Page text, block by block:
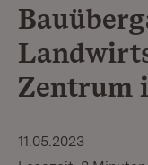
Zentrum
11.05.2023